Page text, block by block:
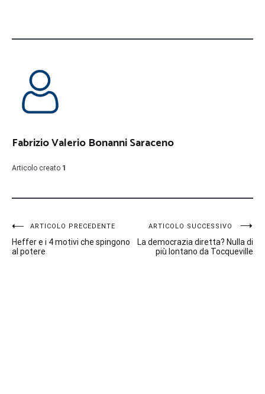
Fabrizio Valerio Bonanni Saraceno
Articolo creato 1
Navigazione
articoli
ARTICOLO PRECEDENTE
Heffer e i 4 motivi che spingono
al potere
ARTICOLO SUCCESSIVO
La democrazia diretta? Nulla di
più lontano da Tocqueville